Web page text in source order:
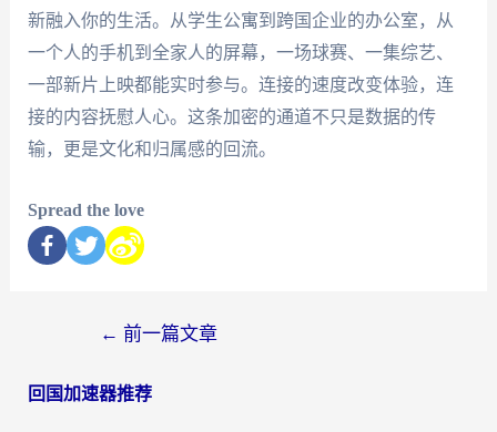
新融入你的生活。从学生公寓到跨国企业的办公室，从
一个人的手机到全家人的屏幕，一场球赛、一集综艺、
一部新片上映都能实时参与。连接的速度改变体验，连
接的内容抚慰人心。这条加密的通道不只是数据的传
输，更是文化和归属感的回流。
Spread the love
← 前一篇文章
回国加速器推荐